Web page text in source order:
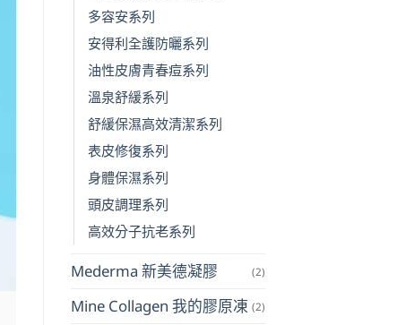
多容安系列
安得利全護防曬系列
油性皮膚青春痘系列
溫泉舒緩系列
舒緩保濕高效清潔系列
表皮修復系列
身體保濕系列
頭皮調理系列
高效分子抗老系列
Mederma 新美德凝膠 (2)
Mine Collagen 我的膠原凍 (2)